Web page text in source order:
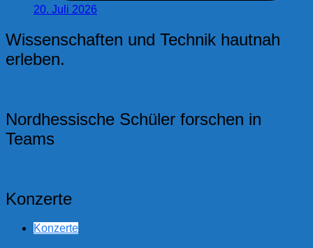
20. Juli 2026
Wissenschaften und Technik hautnah
erleben.
Nordhessische Schüler forschen in
Teams
Konzerte
Konzerte